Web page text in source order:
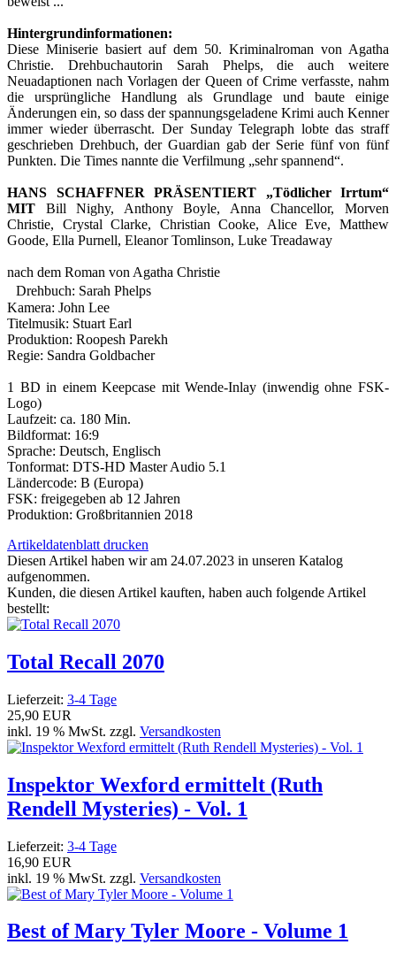
Hintergrundinformationen:
Diese Miniserie basiert auf dem 50. Kriminalroman von Agatha
Christie. Drehbuchautorin Sarah Phelps, die auch weitere
Neuadaptionen nach Vorlagen der Queen of Crime verfasste, nahm
die ursprüngliche Handlung als Grundlage und baute einige
Änderungen ein, so dass der spannungsgeladene Krimi auch Kenner
immer wieder überrascht. Der Sunday Telegraph lobte das straff
geschrieben Drehbuch, der Guardian gab der Serie fünf von fünf
Punkten. Die Times nannte die Verfilmung „sehr spannend“.
HANS SCHAFFNER PRÄSENTIERT „Tödlicher Irrtum“
MIT Bill Nighy, Anthony Boyle, Anna Chancellor, Morven
Christie, Crystal Clarke, Christian Cooke, Alice Eve, Matthew
Goode, Ella Purnell, Eleanor Tomlinson, Luke Treadaway
nach dem Roman von Agatha Christie
Drehbuch: Sarah Phelps
Kamera: John Lee
Titelmusik: Stuart Earl
Produktion: Roopesh Parekh
Regie: Sandra Goldbacher
1 BD in einem Keepcase mit Wende-Inlay (inwendig ohne FSK-
Logo)
Laufzeit: ca. 180 Min.
Bildformat: 16:9
Sprache: Deutsch, Englisch
Tonformat: DTS-HD Master Audio 5.1
Ländercode: B (Europa)
FSK: freigegeben ab 12 Jahren
Produktion: Großbritannien 2018
Artikeldatenblatt drucken
Diesen Artikel haben wir am 24.07.2023 in unseren Katalog
aufgenommen.
Kunden, die diesen Artikel kauften, haben auch folgende Artikel
bestellt:
Total Recall 2070
Lieferzeit: 3-4 Tage
25,90 EUR
inkl. 19 % MwSt. zzgl. Versandkosten
Inspektor Wexford ermittelt (Ruth
Rendell Mysteries) - Vol. 1
Lieferzeit: 3-4 Tage
16,90 EUR
inkl. 19 % MwSt. zzgl. Versandkosten
Best of Mary Tyler Moore - Volume 1